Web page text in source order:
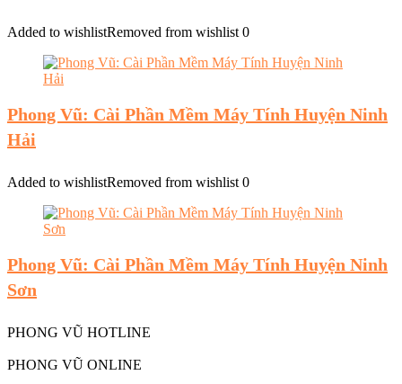
Added to wishlistRemoved from wishlist 0
Phong Vũ: Cài Phần Mềm Máy Tính Huyện Ninh
Hải
Added to wishlistRemoved from wishlist 0
Phong Vũ: Cài Phần Mềm Máy Tính Huyện Ninh
Sơn
PHONG VŨ HOTLINE
PHONG VŨ ONLINE